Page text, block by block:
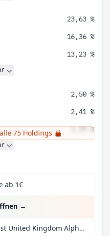
23,63 %
16,36 %
13,23 %
2,50 %
2,41 %
2,39 %
75 Holdings
ab 1€
→
Mehr Daten zu First Trust United Kingdom AlphaDEX UCITS ETF Class B bei extraETF